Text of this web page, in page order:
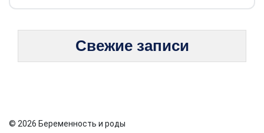
Свежие записи
© 2026 Беременность и роды